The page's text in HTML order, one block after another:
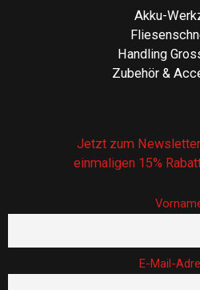
Akku-
Handling
Zubehör &
Jetzt zum
einmaligen 15%
E-Mail-